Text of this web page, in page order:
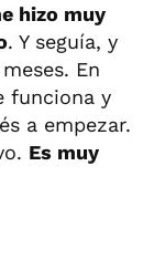
hizo muy
. Y seguía, y
En
funciona y
a empezar.
Es muy